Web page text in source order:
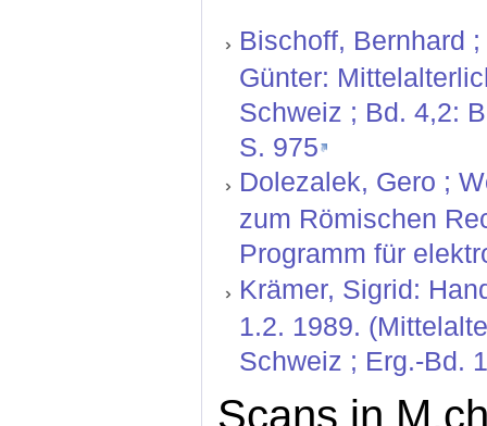
Bischoff, Bernhard
Günter:
Schweiz ; Bd. 4,2:
S. 975
Dolezalek, Gero ;
zum Römischen
Programm für
Krämer, Sigrid:
1.2. 1989.
Schweiz ; Erg.-Bd.
Scans in